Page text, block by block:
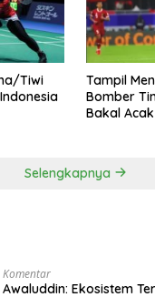
Tiwi
Tampil
Bomber
Bakal
Selengkapnya
Komentar
Ekosistem